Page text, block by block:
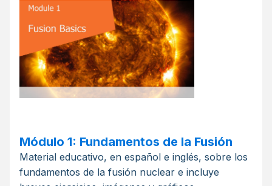
Módulo 1: Fundamentos de la Fusión
Material educativo, en español e inglés, sobre los
fundamentos de la fusión nuclear e incluye